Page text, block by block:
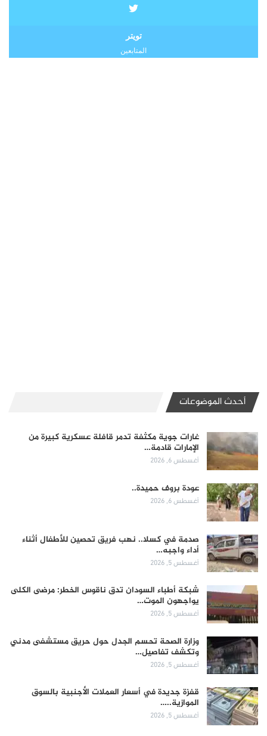
تويتر
المتابعين
أحدث الموضوعات
غارات جوية مكثفة تدمر قافلة عسكرية كبيرة من
الإمارات قادمة…
أغسطس 6, 2026
عودة بروف حميدة..
أغسطس 6, 2026
صدمة في كسلا.. نهب فريق تحصين للأطفال أثناء
أداء واجبه…
أغسطس 5, 2026
شبكة أطباء السودان تدق ناقوس الخطر: مرضى الكلى
يواجهون الموت…
أغسطس 5, 2026
وزارة الصحة تحسم الجدل حول حريق مستشفى مدني
وتكشف تفاصيل…
أغسطس 5, 2026
قفزة جديدة في أسعار العملات الأجنبية بالسوق
الموازية..…
أغسطس 5, 2026